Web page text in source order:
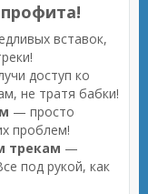
вставок,
доступ ко
не тратя бабки!
— просто
проблем!
трекам —
под рукой, как